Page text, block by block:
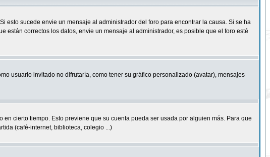
esto sucede envie un mensaje al administrador del foro para encontrar la causa. Si se ha
correctos los datos, envie un mensaje al administrador, es posible que el foro esté
usuario invitado no difrutaría, como tener su gráfico personalizado (avatar), mensajes
cierto tiempo. Esto previene que su cuenta pueda ser usada por alguien más. Para que
(café-internet, biblioteca, colegio ...)